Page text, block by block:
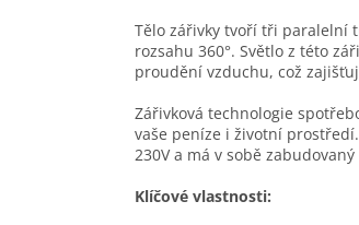
Tělo zářivky tvoří tři paralelní
rozsahu 360°. Světlo z této
proudění vzduchu, což
Zářivková technologie
vaše peníze i životní
230V a má v sobě
Klíčové vlastnosti: